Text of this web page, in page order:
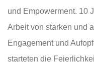
und Empowerment. 10
Arbeit von starken und
Engagement und
starteten die